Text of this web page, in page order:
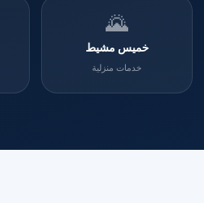
🌄
خميس مشيط
خدمات منزلية